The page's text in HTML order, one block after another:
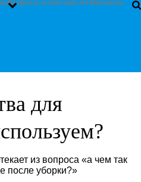
Вопросы и ответыБлогКонтакты
для
из вопроса «а чем так
после уборки?»